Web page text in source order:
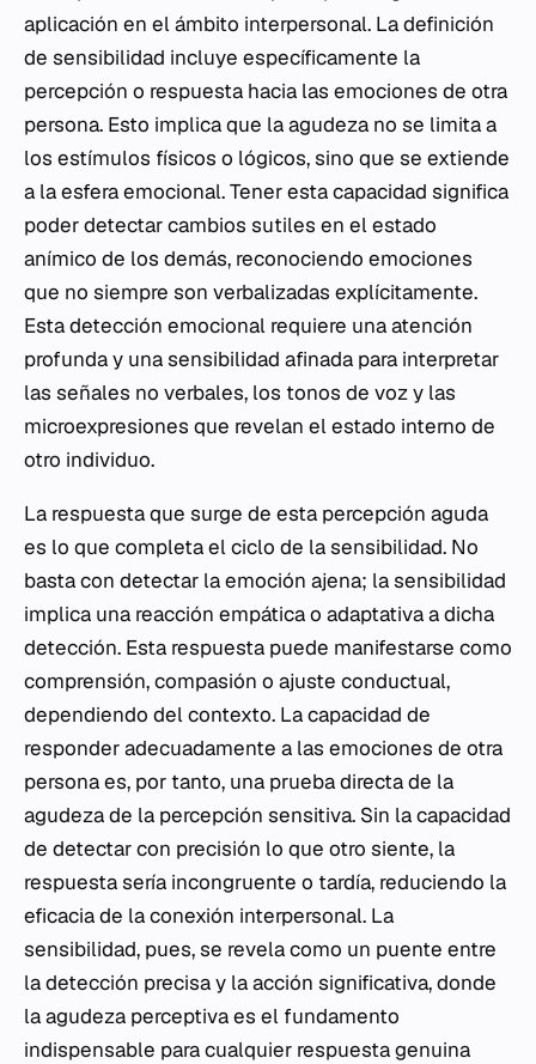
aplicación en el ámbito interpersonal. La definición
de sensibilidad incluye específicamente la
percepción o respuesta hacia las emociones de otra
persona. Esto implica que la agudeza no se limita a
los estímulos físicos o lógicos, sino que se extiende
a la esfera emocional. Tener esta capacidad significa
poder detectar cambios sutiles en el estado
anímico de los demás, reconociendo emociones
que no siempre son verbalizadas explícitamente.
Esta detección emocional requiere una atención
profunda y una sensibilidad afinada para interpretar
las señales no verbales, los tonos de voz y las
microexpresiones que revelan el estado interno de
otro individuo.
La respuesta que surge de esta percepción aguda
es lo que completa el ciclo de la sensibilidad. No
basta con detectar la emoción ajena; la sensibilidad
implica una reacción empática o adaptativa a dicha
detección. Esta respuesta puede manifestarse como
comprensión, compasión o ajuste conductual,
dependiendo del contexto. La capacidad de
responder adecuadamente a las emociones de otra
persona es, por tanto, una prueba directa de la
agudeza de la percepción sensitiva. Sin la capacidad
de detectar con precisión lo que otro siente, la
respuesta sería incongruente o tardía, reduciendo la
eficacia de la conexión interpersonal. La
sensibilidad, pues, se revela como un puente entre
la detección precisa y la acción significativa, donde
la agudeza perceptiva es el fundamento
indispensable para cualquier respuesta genuina